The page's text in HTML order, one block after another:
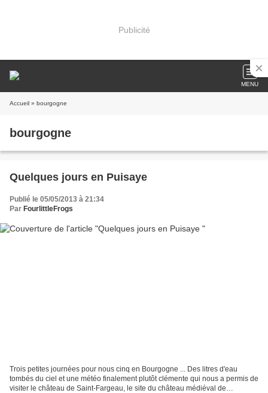
Publicité
MENU
Accueil » bourgogne
bourgogne
Quelques jours en Puisaye
Publié le 05/05/2013 à 21:34
Par FourlittleFrogs
Trois petites journées pour nous cinq en Bourgogne ... Des litres d'eau
tombés du ciel et une météo finalement plutôt clémente qui nous a permis de
visiter le château de Saint-Fargeau, le site du château médiéval de